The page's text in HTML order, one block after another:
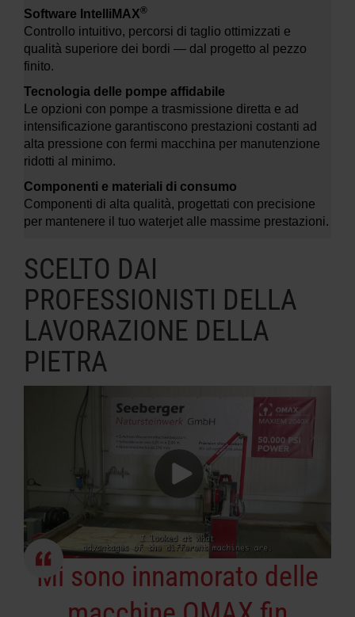
Software IntelliMAX®
Controllo intuitivo, percorsi di taglio ottimizzati e
qualità superiore dei bordi — dal progetto al pezzo
finito.
Tecnologia delle pompe affidabile
Le opzioni con pompe a trasmissione diretta e ad
intensificazione garantiscono prestazioni costanti ad
alta pressione con fermi macchina per manutenzione
ridotti al minimo.
Componenti e materiali di consumo
Componenti di alta qualità, progettati con precisione
per mantenere il tuo waterjet alle massime prestazioni.
SCELTO DAI
PROFESSIONISTI DELLA
LAVORAZIONE DELLA
PIETRA
Mi sono innamorato delle